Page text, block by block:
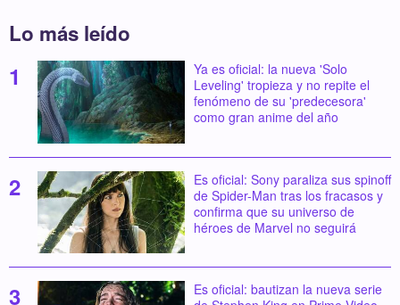
Lo más leído
Ya es oficial: la nueva 'Solo
Leveling' tropieza y no repite el
fenómeno de su 'predecesora'
como gran anime del año
Es oficial: Sony paraliza sus spinoff
de Spider-Man tras los fracasos y
confirma que su universo de
héroes de Marvel no seguirá
Es oficial: bautizan la nueva serie